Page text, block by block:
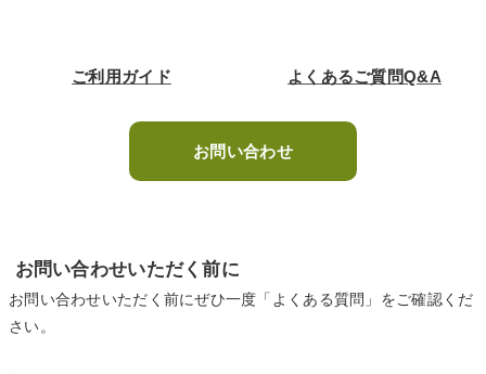
ご利用ガイド よくあるご質問Q&A
お問い合わせ
お問い合わせいただく前に
お問い合わせいただく前にぜひ一度「よくある質問」をご確認くだ
さい。